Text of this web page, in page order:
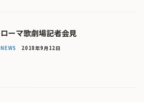
ローマ歌劇場記者会見
NEWS 2018年9月12日